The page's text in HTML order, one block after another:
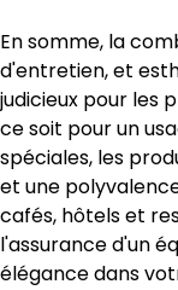
En somme, la
d'entretien, et
judicieux pour les
ce soit pour un
spéciales, les
et une
cafés, hôtels et
l'assurance d'un
élégance dans